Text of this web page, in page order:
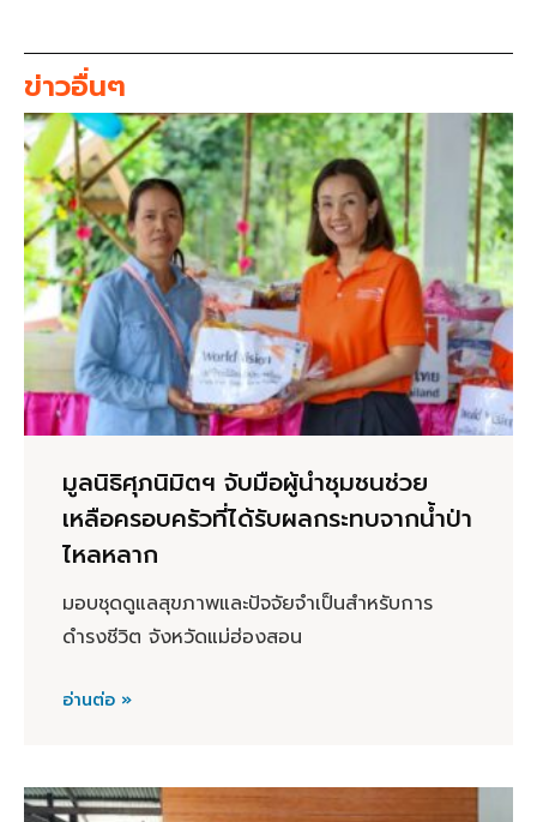
ข่าวอื่นๆ
มูลนิธิศุภนิมิตฯ จับมือผู้นำชุมชนช่วย
เหลือครอบครัวที่ได้รับผลกระทบจากน้ำป่า
ไหลหลาก
มอบชุดดูแลสุขภาพและปัจจัยจำเป็นสำหรับการ
ดำรงชีวิต จังหวัดแม่ฮ่องสอน
อ่านต่อ »